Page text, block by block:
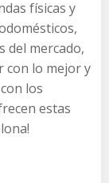
físicas y
del mercado,
con lo mejor y
los
estas